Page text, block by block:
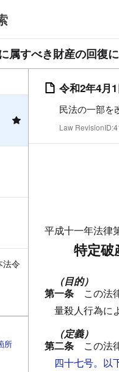
属すべき財産の回復
法令
所
令和2年4月
民法の一部を
Law
平成十一年法律
特定破
（目的）
第一条 この法
量殺人行為に
（定義）
第二条 この法
四十七号。以